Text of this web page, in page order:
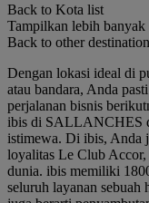
Back to Kota list
Tampilkan lebih banyak
Back to other
Dengan lokasi ideal di
atau bandara, Anda
perjalanan bisnis
ibis di SALLANCHES
istimewa. Di ibis, Anda
loyalitas Le Club
dunia. ibis memiliki
seluruh layanan sebuah